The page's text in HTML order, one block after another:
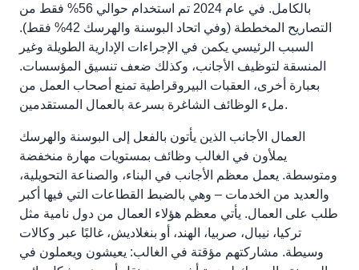
بالكامل. في عام 2024 تم استخدام حوالي 56% فقط من
التصاريح المخططة (وفي اتحاد البوسنة والهرسك 42% فقط).
السبب الرئيسي يكمن في الإجراءات الإدارية الطويلة وغير
المنسقة لتوظيف الأجانب، وكذلك ضعف تنسيق المؤسسات.
بعبارة أخرى، العقبات البيروقراطية تمنع أصحاب العمل من
ملء الوظائف الشاغرة بسرعة بالعمال المستقدمين.
العمال الأجانب الذين يأتون بالفعل إلى البوسنة والهرسك
يملأون في الغالب وظائف بمستويات مهارة منخفضة
ومتوسطة. يعمل معظم الأجانب في البناء، والصناعة التحويلية،
والعديد من الخدمات – وهي بالضبط القطاعات التي فيها أكبر
طلب على العمال. يأتي معظم هؤلاء العمال من دول نامية مثل
تركيا، نيبال، صربيا، الهند، أو بنغلاديش، غالبًا عبر وكالات
وسيطة. مشاركتهم مؤقتة في الغالب: يعيشون ويعملون في